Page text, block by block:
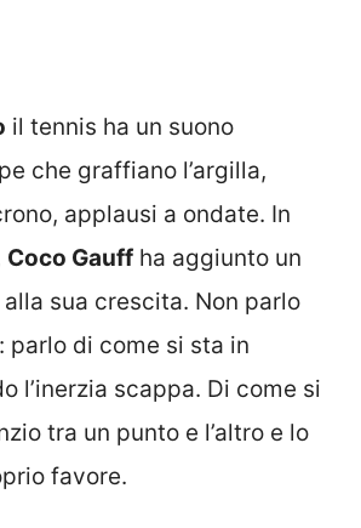
il tennis ha un suono
che graffiano l’argilla,
applausi a ondate. In
Coco Gauff ha aggiunto un
sua crescita. Non parlo
parlo di come si sta in
l’inerzia scappa. Di come si
tra un punto e l’altro e lo
favore.